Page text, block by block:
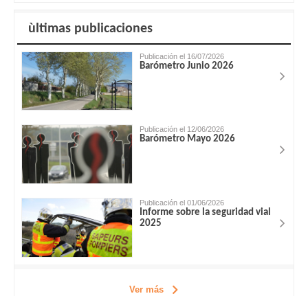
ùltimas publicaciones
Publicación el 16/07/2026
Barómetro Junio 2026
Publicación el 12/06/2026
Barómetro Mayo 2026
Publicación el 01/06/2026
Informe sobre la seguridad vial
2025
Ver más